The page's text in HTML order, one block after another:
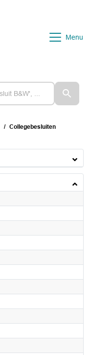
Menu
Collegebesluiten